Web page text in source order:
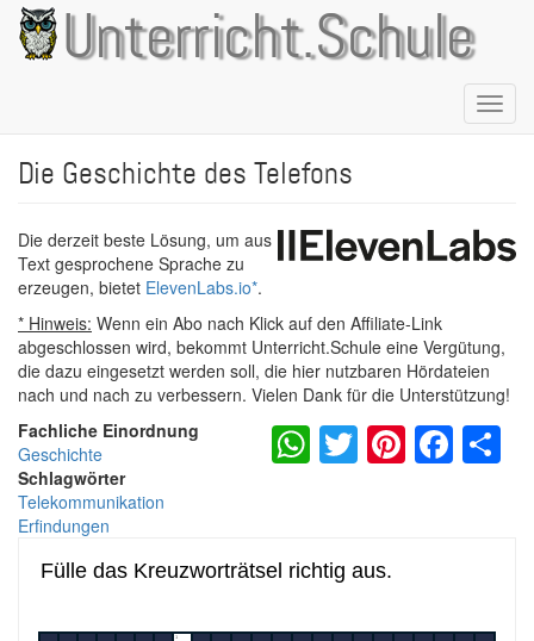
Direkt
zum
Inhalt
Unterricht.Schule
Die Geschichte des Telefons
Die derzeit beste Lösung, um aus
Text gesprochene Sprache zu
erzeugen, bietet ElevenLabs.io*.
* Hinweis: Wenn ein Abo nach Klick auf den Affiliate-Link
abgeschlossen wird, bekommt Unterricht.Schule eine Vergütung,
die dazu eingesetzt werden soll, die hier nutzbaren Hördateien
nach und nach zu verbessern. Vielen Dank für die Unterstützung!
Fachliche Einordnung
Geschichte
Schlagwörter
Telekommunikation
Erfindungen
WhatsApp
Twitter